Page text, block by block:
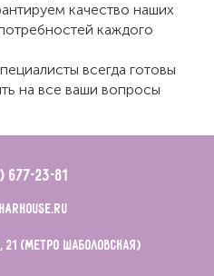
качество наших
каждого
всегда готовы
на все ваши вопросы
677-23-81
21 (метро Шаболовская)